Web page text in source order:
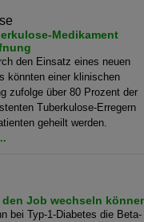
Medikament
den Einsatz eines neuen
könnten einer klinischen
zufolge über 80 Prozent der
Tuberkulose-Erregern
geheilt werden.
den Job wechseln
bei Typ-1-Diabetes die Beta-